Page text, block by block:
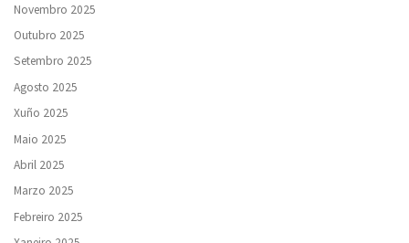
Novembro 2025
Outubro 2025
Setembro 2025
Agosto 2025
Xuño 2025
Maio 2025
Abril 2025
Marzo 2025
Febreiro 2025